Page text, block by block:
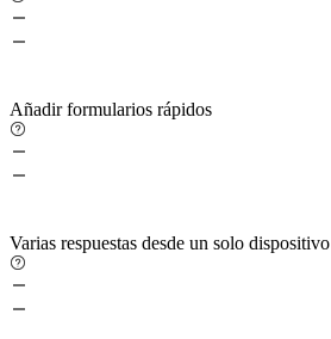
Añadir formularios rápidos
Varias respuestas desde un solo dispositivo